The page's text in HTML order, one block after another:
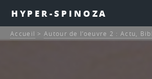
HYPER-SPINOZA
Accueil >Autour de l’oeuvre 2 : Actu,